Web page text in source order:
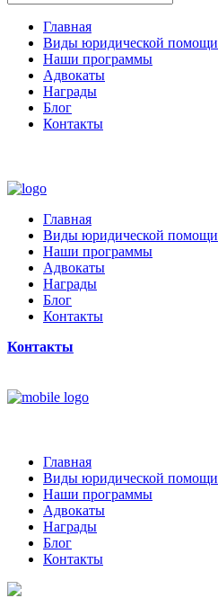
Главная
Виды юридической помощи
Наши программы
Адвокаты
Награды
Блог
Контакты
Главная
Виды юридической помощи
Наши программы
Адвокаты
Награды
Блог
Контакты
Контакты
Главная
Виды юридической помощи
Наши программы
Адвокаты
Награды
Блог
Контакты